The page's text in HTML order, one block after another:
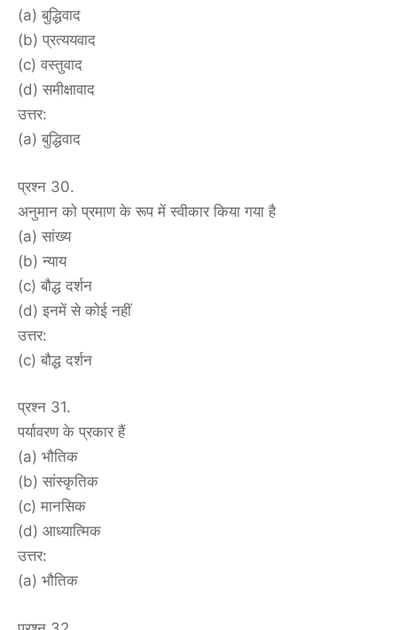
(a) बुद्धिवाद
(b) प्रत्ययवाद
(c) वस्तुवाद
(d) समीक्षावाद
उत्तर:
(a) बुद्धिवाद
प्रश्न 30.
अनुमान को प्रमाण के रूप में स्वीकार किया गया है
(a) सांख्य
(b) न्याय
(c) बौद्ध दर्शन
(d) इनमें से कोई नहीं
उत्तर:
(c) बौद्ध दर्शन
प्रश्न 31.
पर्यावरण के प्रकार हैं
(a) भौतिक
(b) सांस्कृतिक
(c) मानसिक
(d) आध्यात्मिक
उत्तर:
(a) भौतिक